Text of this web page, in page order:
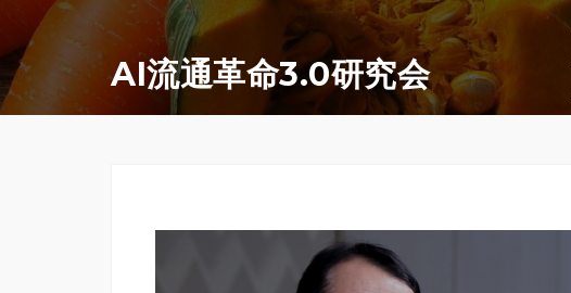
ン
テ
ン
AI流通革命3.0研究会